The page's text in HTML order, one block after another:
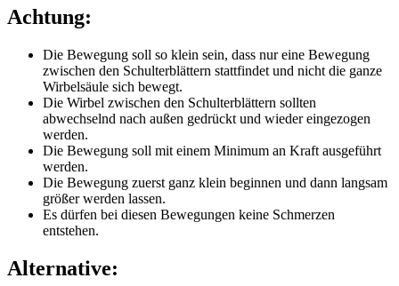
Achtung:
Die Bewegung soll so klein sein, dass nur eine Bewegung
zwischen den Schulterblättern stattfindet und nicht die ganze
Wirbelsäule sich bewegt.
Die Wirbel zwischen den Schulterblättern sollten
abwechselnd nach außen gedrückt und wieder eingezogen
werden.
Die Bewegung soll mit einem Minimum an Kraft ausgeführt
werden.
Die Bewegung zuerst ganz klein beginnen und dann langsam
größer werden lassen.
Es dürfen bei diesen Bewegungen keine Schmerzen
entstehen.
Alternative: